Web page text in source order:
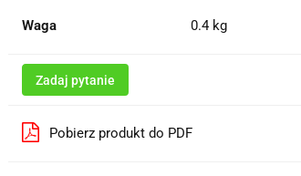
Waga 0.4 kg
Zadaj pytanie
Pobierz produkt do PDF